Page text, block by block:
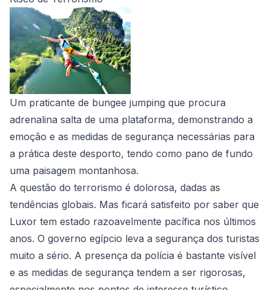
Um praticante de bungee jumping que procura
adrenalina salta de uma plataforma, demonstrando a
emoção e as medidas de segurança necessárias para
a prática deste desporto, tendo como pano de fundo
uma paisagem montanhosa.
A questão do terrorismo é dolorosa, dadas as
tendências globais. Mas ficará satisfeito por saber que
Luxor tem estado razoavelmente pacífica nos últimos
anos. O governo egípcio leva a segurança dos turistas
muito a sério. A presença da polícia é bastante visível
e as medidas de segurança tendem a ser rigorosas,